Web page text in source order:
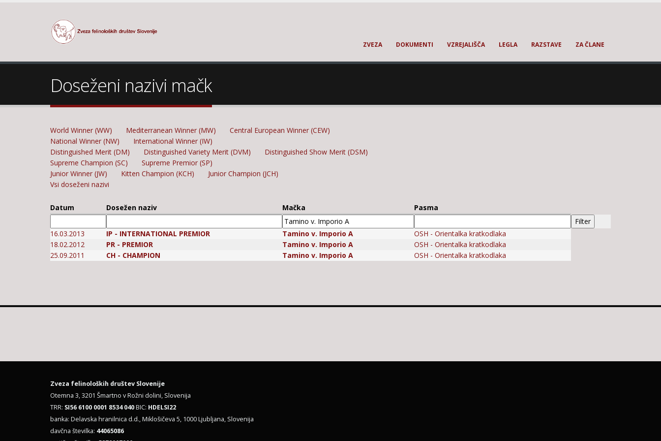
ZVEZA DOKUMENTI VZREJALIŠČA LEGLA RAZSTAVE ZA ČLANE
Doseženi nazivi mačk
World Winner (WW) Mediterranean Winner (MW)
Central European Winner (CEW)
National Winner (NW)
International Winner (IW)
Distinguished Merit (DM)
Distinguished Variety Merit (DVM)
Distinguished Show Merit (DSM)
Supreme Champion (SC)
Supreme Premior (SP)
Junior Winner (JW)
Kitten Champion (KCH)
Junior Champion (JCH)
Vsi doseženi nazivi
Datum Dosežen naziv Mačka Pasma
16.03.2013 IP - INTERNATIONAL PREMIOR Tamino v. Imporio A
OSH - Orientalka kratkodlaka
18.02.2012
PR - PREMIOR Tamino v. Imporio A
OSH - Orientalka kratkodlaka
25.09.2011
CH - CHAMPION Tamino v. Imporio A OSH - Orientalka kratkodlaka
Zveza felinoloških društev Slovenije
Otemna 3, 3201 Šmartno v Rožni dolini, Slovenija
TRR: SI56 6100 0001 8534 040BIC: HDELSI22
banka: Delavska hranilnica d.d., Miklošičeva 5, 1000 Ljubljana, Slovenija
davčna številka: 44065086